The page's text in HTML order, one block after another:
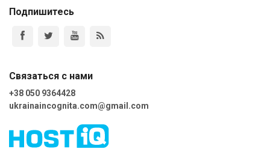
Подпишитесь
Связаться с нами
+38 050 9364428
ukrainaincognita.com@gmail.com